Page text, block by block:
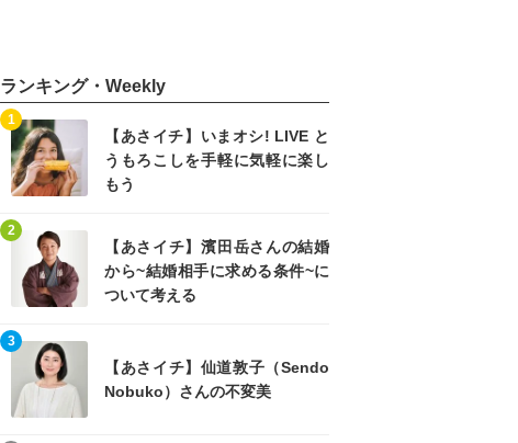
ランキング・Weekly
【あさイチ】いまオシ! LIVE と
うもろこしを手軽に気軽に楽し
もう
1
【あさイチ】濱田岳さんの結婚
から~結婚相手に求める条件~に
ついて考える
2
【あさイチ】仙道敦子（Sendo
Nobuko）さんの不変美
3